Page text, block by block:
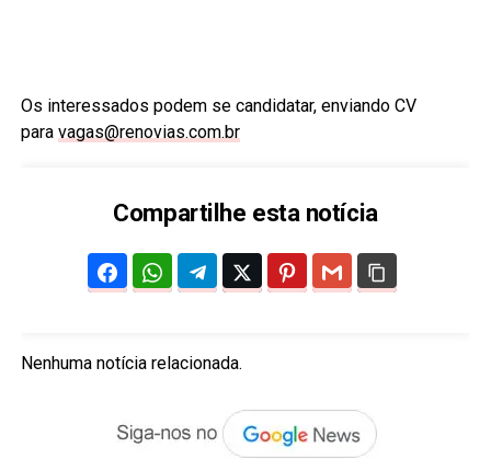
Os interessados podem se candidatar, enviando CV
para vagas@renovias.com.br
Compartilhe esta notícia
Nenhuma notícia relacionada.